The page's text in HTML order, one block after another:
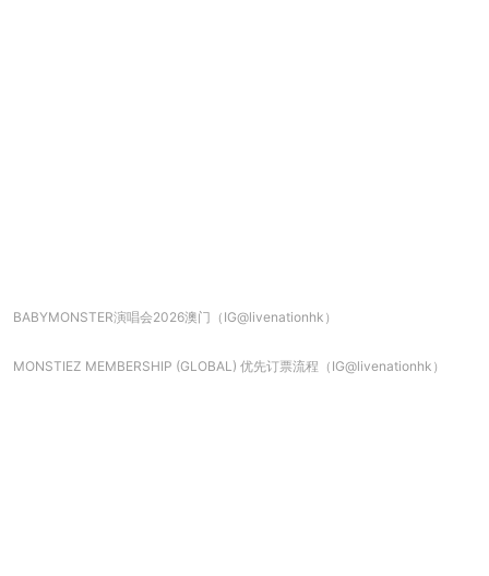
BABYMONSTER演唱会2026澳门（IG@livenationhk）
MONSTIEZ MEMBERSHIP (GLOBAL) 优先订票流程（IG@livenationhk）